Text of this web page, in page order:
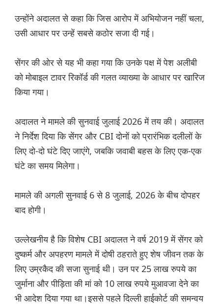
उन्होंने अदालत से कहा कि जिस आरोप में अभियोजन नहीं चला,
उसी आधार पर उन्हें सबसे कठोर सजा दी गई।
सेंगर की ओर से यह भी कहा गया कि उनके पक्ष में पेश अलीबी
को मोबाइल टावर रिकॉर्ड की गलत व्याख्या के आधार पर खारिज
किया गया।
अदालत ने मामले की सुनवाई जुलाई 2026 में तय की। अदालत
ने निर्देश दिया कि सेंगर और CBI दोनों को प्रारंभिक दलीलों के
लिए दो-दो घंटे दिए जाएंगे, जबकि जवाबी बहस के लिए एक-एक
घंटे का समय मिलेगा।
मामले की अगली सुनवाई 6 से 8 जुलाई, 2026 के बीच दोपहर
बाद होगी।
उल्लेखनीय है कि विशेष CBI अदालत ने वर्ष 2019 में सेंगर को
दुष्कर्म और अपहरण मामले में दोषी ठहराते हुए शेष जीवन तक के
लिए उम्रकैद की सजा सुनाई थी। उन पर 25 लाख रुपये का
जुर्माना और पीड़िता की मां को 10 लाख रुपये मुआवजा देने का
भी आदेश दिया गया था।इससे पहले दिल्ली हाईकोर्ट की समन्वय